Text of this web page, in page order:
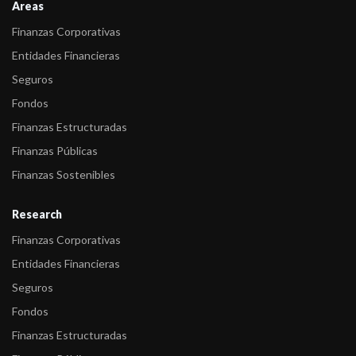
Uruguay
Uruguay
Fitch sube las calificaciones de HSBC Bank Uruguay
uruguayas
-Fitch sube la calificación internacional y nacional de HSBC Bank
Urugua ...
FIX (afiliada de Fitch Ratings) confirmó en ‘AAAsf(uy)’ las NCH
Areas
Finanzas Corporativas
Entidades Financieras
Seguros
Fondos
Finanzas Estructuradas
Finanzas Públicas
Finanzas Sostenibles
Research
Finanzas Corporativas
Entidades Financieras
Seguros
Fondos
Finanzas Estructuradas